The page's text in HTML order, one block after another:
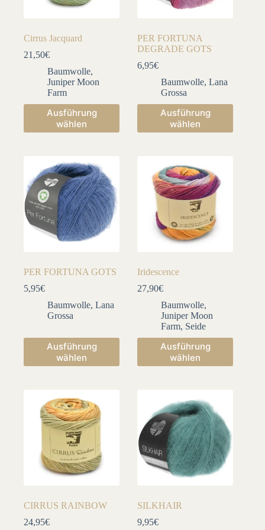
Cirrus Jacquard
21,50€
Baumwolle,
Juniper Moon
Farm
Ausführung
wählen
Dieses
Produkt
weist
Optionen
können
auf
der
Produktseite
gewählt
PER FORTUNA
DEGRADE GOTS
6,95€
Baumwolle,Lana
Grossa
Ausführung
wählen
Dieses
Produkt
weist
Optionen
können
Produktseite
gewählt
PER FORTUNA GOTS
5,95€
Baumwolle, Lana
Grossa
Ausführung
wählen
Dieses
Produkt
weist
Optionen
können
Produktseite
gewählt
Iridescence
27,90€
Baumwolle,
Juniper Moon
Farm, Seide
Ausführung
wählen
Dieses
Produkt
weist
Optionen
können
auf
der
Produktseite
gewählt
CIRRUS RAINBOW
24,95€
SILKHAIR
9,95€